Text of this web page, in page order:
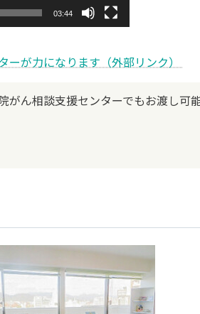
03:44
が力になります（外部リンク）
ん相談支援センターでもお渡し可